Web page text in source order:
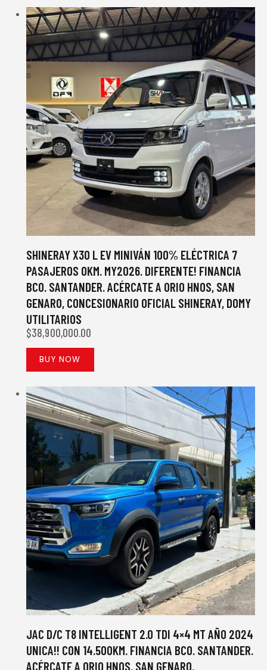
SHINERAY X30 L EV MINIVÁN 100% ELÉCTRICA 7
PASAJEROS 0KM. MY2026. DIFERENTE! FINANCIA
BCO. SANTANDER. ACÉRCATE A ORIO HNOS, SAN
GENARO, CONCESIONARIO OFICIAL SHINERAY, DOMY
UTILITARIOS
$38,900,000.00
BUY NOW
JAC D/C T8 INTELLIGENT 2.0 TDI 4×4 MT AÑO 2024
UNICA!! CON 14.500KM. FINANCIA BCO. SANTANDER.
ACÉRCATE A ORIO HNOS, SAN GENARO,